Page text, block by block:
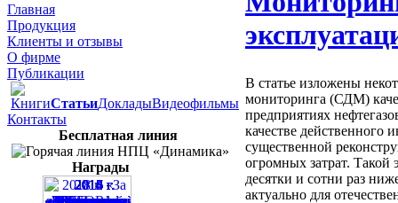
Главная
Продукция
Клиенты и отзывы
О фирме
Публикации
КнигиСтатьиДокладыВидеофильмы
Контакты
Бесплатная линия
Награды
В статье изложены
мониторинга (СДМ)
предприятиях
качестве действенного
существенной
огромных затрат. Такой
десятки и сотни раз
актуально для